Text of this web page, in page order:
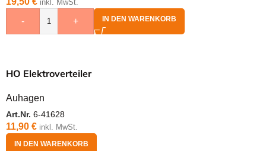
inkl. MwSt.
- + IN DEN WARENKORB
HO Elektroverteiler
Auhagen
Art.Nr. 6-41628
11,90 € inkl. MwSt.
IN DEN WARENKORB